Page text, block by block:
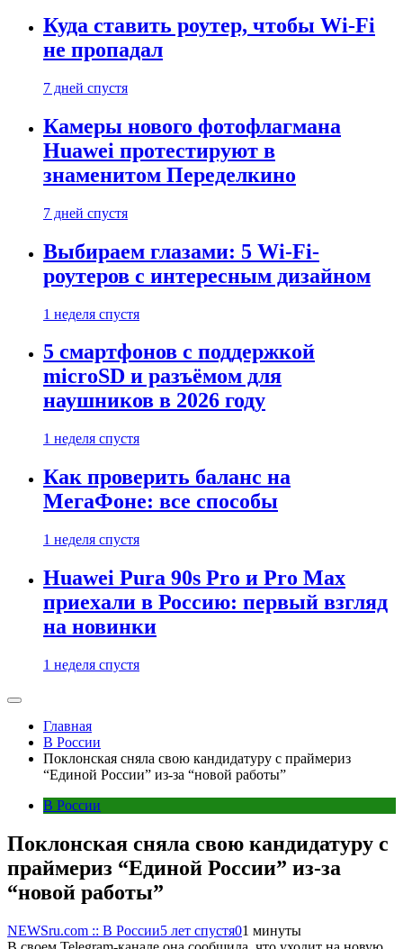
Куда ставить роутер, чтобы Wi-Fi
не пропадал
7 дней спустя
Камеры нового фотофлагмана
Huawei протестируют в
знаменитом Переделкино
7 дней спустя
Выбираем глазами: 5 Wi-Fi-
роутеров с интересным дизайном
1 неделя спустя
5 смартфонов с поддержкой
microSD и разъёмом для
наушников в 2026 году
1 неделя спустя
Как проверить баланс на
МегаФоне: все способы
1 неделя спустя
Huawei Pura 90s Pro и Pro Max
приехали в Россию: первый взгляд
на новинки
1 неделя спустя
Главная
В России
Поклонская сняла свою кандидатуру с праймериз
“Единой России” из-за “новой работы”
В России
Поклонская сняла свою кандидатуру с
праймериз “Единой России” из-за
“новой работы”
NEWSru.com :: В России5 лет спустя01 минуты